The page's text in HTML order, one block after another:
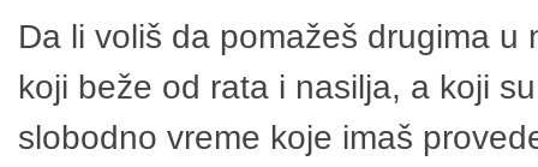
Da li voliš da pomažeš drugima
koji beže od rata i nasilja, a koji
slobodno vreme koje imaš